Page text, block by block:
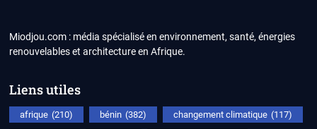
Miodjou.com : média spécialisé en environnement, santé, énergies
renouvelables et architecture en Afrique.
Liens utiles
afrique (210) bénin (382) changement climatique (117)